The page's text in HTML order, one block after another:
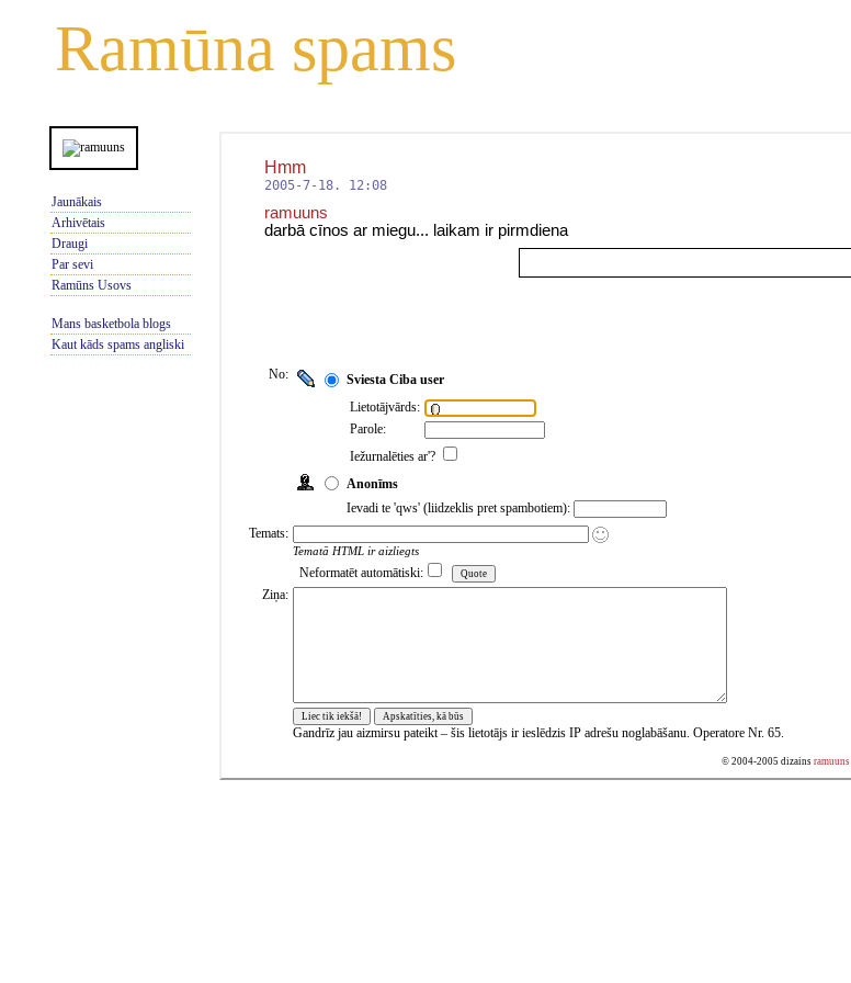
Ramūna spams
Jaunākais
Arhivētais
Draugi
Par sevi
Ramūns Usovs
Mans basketbola blogs
Kaut kāds spams angliski
Hmm
2005-7-18. 12:08
ramuuns
darbā cīnos ar miegu... laikam ir pirmdiena
No:
Sviesta Ciba user
Lietotājvārds:
Parole:
Iežurnalēties ar'?
Anonīms
Ievadi te 'qws' (liidzeklis pret spambotiem):
Temats:
Tematā HTML ir aizliegts
Neformatēt automātiski:
Ziņa:
Gandrīz jau aizmirsu pateikt – šis lietotājs ir ieslēdzis IP adrešu noglabāšanu. Operatore Nr. 65.
© 2004-2005 dizains ramuuns